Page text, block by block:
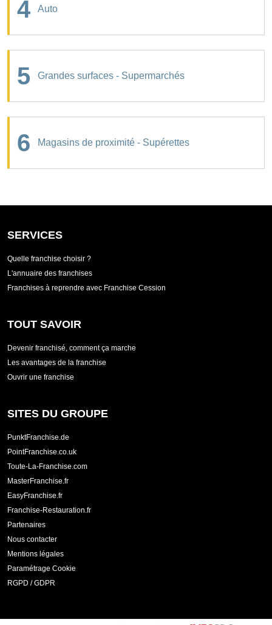
4 Auto
5 Grandes surfaces - Supermarchés
6 Magasins de proximité - Supérettes
SERVICES
Quelle franchise choisir ?
L'annuaire des franchises
Franchises à reprendre avec Franchise Cession
TOUT SAVOIR
Devenir franchisé, comment ça marche
Les avantages de la franchise
Ouvrir une franchise
SITES DU GROUPE
PunktFranchise.de
PointFranchise.co.uk
Toute-La-Franchise.com
MasterFranchise.fr
EasyFranchise.fr
Franchise-Restauration.fr
Partenaires
Nous contacter
Mentions légales
Paramétrage Cookie
RGPD / GDPR